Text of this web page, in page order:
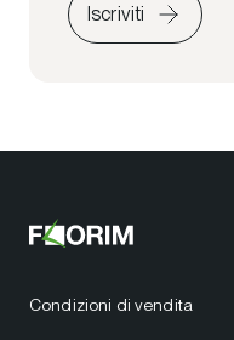
Iscriviti
Condizioni di vendita